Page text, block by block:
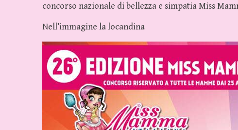
concorso nazionale di bellezza e simpatia Miss
Nell’immagine la locandina